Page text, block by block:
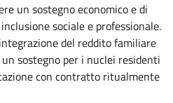
un sostegno economico e di
sociale e professionale.
del reddito familiare
sostegno per i nuclei residenti
con contratto ritualmente